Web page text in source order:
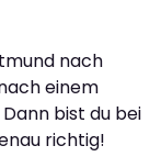
nach
einem
bist du bei
richtig!